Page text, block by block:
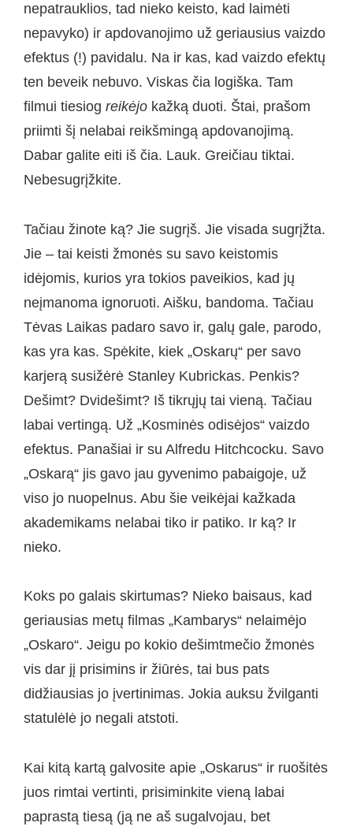
nepatrauklios, tad nieko keisto, kad laimėti
nepavyko) ir apdovanojimo už geriausius vaizdo
efektus (!) pavidalu. Na ir kas, kad vaizdo efektų
ten beveik nebuvo. Viskas čia logiška. Tam
filmui tiesiog reikėjo kažką duoti. Štai, prašom
priimti šį nelabai reikšmingą apdovanojimą.
Dabar galite eiti iš čia. Lauk. Greičiau tiktai.
Nebesugrįžkite.
Tačiau žinote ką? Jie sugrįš. Jie visada sugrįžta.
Jie – tai keisti žmonės su savo keistomis
idėjomis, kurios yra tokios paveikios, kad jų
neįmanoma ignoruoti. Aišku, bandoma. Tačiau
Tėvas Laikas padaro savo ir, galų gale, parodo,
kas yra kas. Spėkite, kiek „Oskarų“ per savo
karjerą susižėrė Stanley Kubrickas. Penkis?
Dešimt? Dvidešimt? Iš tikrųjų tai vieną. Tačiau
labai vertingą. Už „Kosminės odisėjos“ vaizdo
efektus. Panašiai ir su Alfredu Hitchcocku. Savo
„Oskarą“ jis gavo jau gyvenimo pabaigoje, už
viso jo nuopelnus. Abu šie veikėjai kažkada
akademikams nelabai tiko ir patiko. Ir ką? Ir
nieko.
Koks po galais skirtumas? Nieko baisaus, kad
geriausias metų filmas „Kambarys“ nelaimėjo
„Oskaro“. Jeigu po kokio dešimtmečio žmonės
vis dar jį prisimins ir žiūrės, tai bus pats
didžiausias jo įvertinimas. Jokia auksu žvilganti
statulėlė jo negali atstoti.
Kai kitą kartą galvosite apie „Oskarus“ ir ruošitės
juos rimtai vertinti, prisiminkite vieną labai
paprastą tiesą (ją ne aš sugalvojau, bet